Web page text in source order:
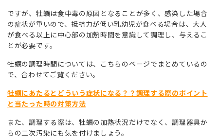
ですが、牡蠣は食中毒の原因となることが多く、感染した場合
の症状が重いので、抵抗力が低い乳幼児が食べる場合は、大人
が食べる以上に中心部の加熱時間を意識して調理し、与えるこ
とが必要です。
牡蠣の調理時間については、こちらのページでまとめているの
で、合わせてご覧ください。
牡蠣にあたるとどういう症状になる？？調理する際のポイント
と当たった時の対策方法
また、調理する際は、牡蠣の加熱状況だけでなく、調理器具か
らの二次汚染にも気を付けましょう。